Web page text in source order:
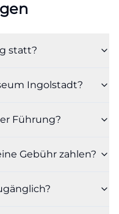
statt?
Ingolstadt?
Führung?
Gebühr zahlen?